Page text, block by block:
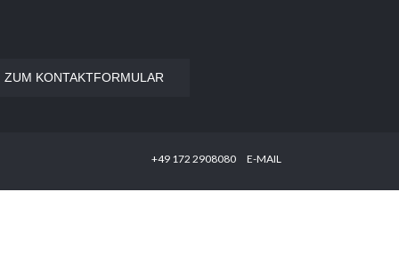
ZUM KONTAKTFORMULAR
‭+49 172 2908080‬ E-MAIL